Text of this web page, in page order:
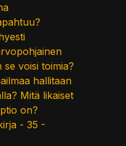
voisi toimia?
hallitaan
Mitä likaiset
on?
- 35 -